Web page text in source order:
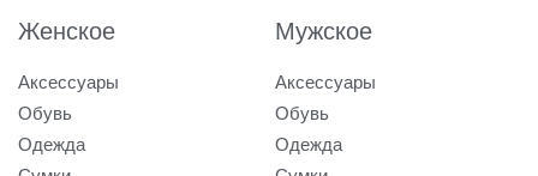
Женское
Аксессуары
Обувь
Одежда
Мужское
Аксессуары
Обувь
Одежда